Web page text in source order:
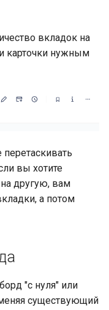
вкладок на
карточки нужным
вы хотите
другую, вам
а потом
"с нуля" или
существующий